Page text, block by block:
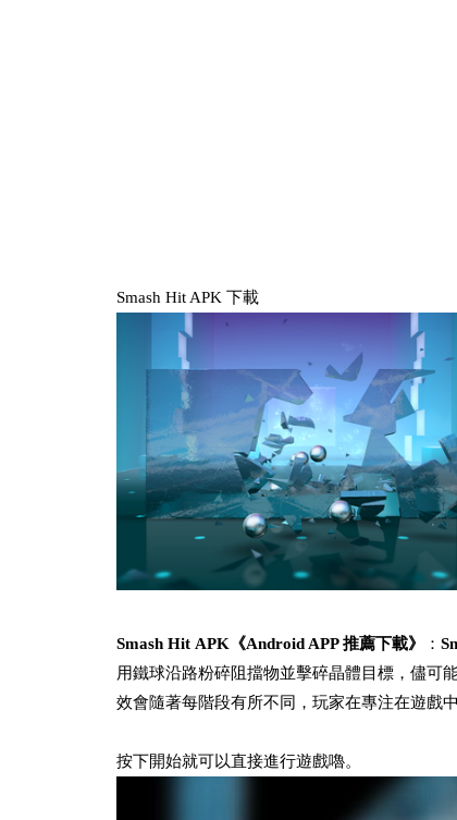
Smash Hit APK 下載
Smash Hit APK《Android APP 推薦下載》 ：
用鐵球沿路粉碎阻擋物並擊碎晶體目標，儘可
效會隨著每階段有所不同，玩家在專注在遊戲
按下開始就可以直接進行遊戲嚕。